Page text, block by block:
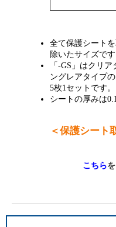
全て保護シート
除いたサイズです
「-GS」はクリ
ングレアタイプ
5枚1セットです。
シートの厚みは
＜保護シート
こちら